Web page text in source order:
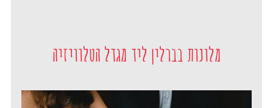
מלונות בברלין ליד מגדל הטלוויזיה